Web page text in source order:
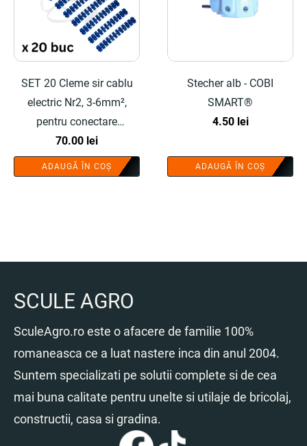
SET 20 Cleme sir cablu
electric Nr2, 3-6mm²,
pentru conectare
conductori electrici,
montaj rapid, constructie
rezistenta - COBI
70.00 lei
ADAUGĂ ÎN COȘ
Stecher alb - COBI
SMART®
4.50 lei
ADAUGĂ ÎN COȘ
SCULE AGRO
SculeAgro.ro este o afacere de familie 100%
romaneasca ce a luat nastere inca din anul 2004.
Suntem specializati pe solutii complete si de cea
mai buna calitate pentru unelte si utilaje de bricolaj,
constructii, casa si gradina.